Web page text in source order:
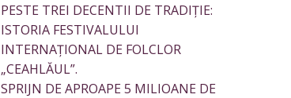
PESTE TREI DECENTII DE TRADIȚIE:
ISTORIA FESTIVALULUI
INTERNAȚIONAL DE FOLCLOR
„CEAHLĂUL”.
SPRIJN DE APROAPE 5 MILIOANE DE